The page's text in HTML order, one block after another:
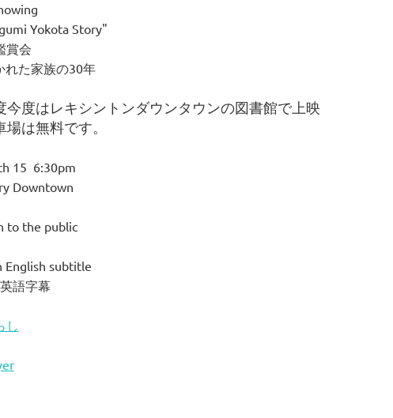
Yokota Story"
賞会
れた家族の30年
度はレキシントンダウンタウンの図書館で上映
は無料です。
15 6:30pm
Downtown
to the public
English subtitle
語字幕
し